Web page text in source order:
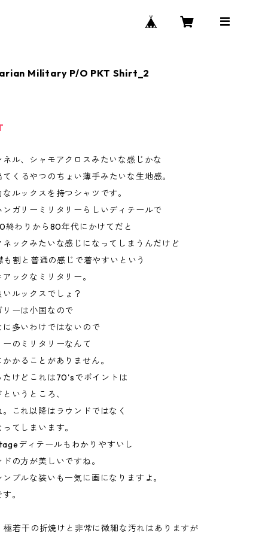
Military P/O PKT Shirt_2
ル、シャモアクロスみたいな感じかな
くるやつのちょい薄手みたいな生地感。
ルックスを持つシャツです。
ガリーミリタリーらしいディテールで
終わりから80年代にかけてだと
ックみたいな感じになってしまうんだけど
割と普通の感じで着やすいという
ックなミリタリー。
ルックスでしょ？
ーは小国なので
多いわけではないので
のミリタリーなんて
かることがありません。
たけどこれは70'sでポイントは
いうところ、
これ以降はラウンドではなく
てしまいます。
ディテールもわかりやすいし
の方が美しいですね。
プルな装いも一気に画になりますよ。
。
極若干の折焼けと非常に微細な汚れはありますが